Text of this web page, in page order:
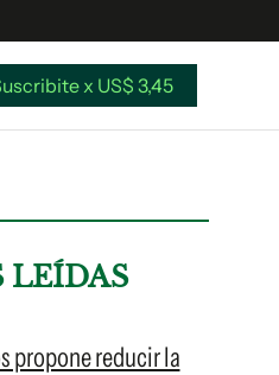
x US$ 3,45
LEÍDAS
propone reducir la